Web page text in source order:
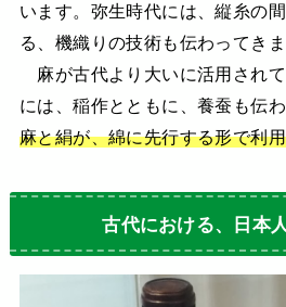
います。弥生時代には、縦糸の
る、機織りの技術も伝わってきま
麻が古代より大いに活用され
には、稲作とともに、養蚕も伝
麻と絹が、綿に先行する形で利
古代における、日本